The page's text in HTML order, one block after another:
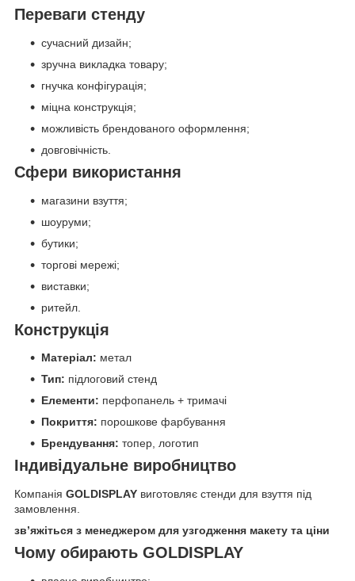
Переваги стенду
сучасний дизайн;
зручна викладка товару;
гнучка конфігурація;
міцна конструкція;
можливість брендованого оформлення;
довговічність.
Сфери використання
магазини взуття;
шоуруми;
бутики;
торгові мережі;
виставки;
ритейл.
Конструкція
Матеріал: метал
Тип: підлоговий стенд
Елементи: перфопанель + тримачі
Покриття: порошкове фарбування
Брендування: топер, логотип
Індивідуальне виробництво
Компанія GOLDISPLAY виготовляє стенди для взуття під
замовлення.
зв’яжіться з менеджером для узгодження макету та ціни
Чому обирають GOLDISPLAY